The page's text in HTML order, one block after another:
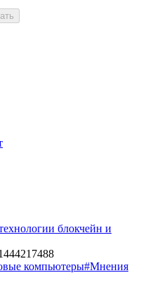
блокчейн и
компьютеры#Мнения